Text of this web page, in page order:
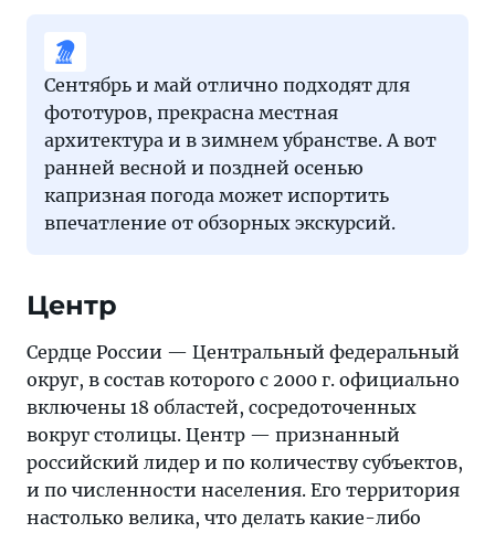
Сентябрь и май отлично подходят для
фототуров, прекрасна местная
архитектура и в зимнем убранстве. А вот
ранней весной и поздней осенью
капризная погода может испортить
впечатление от обзорных экскурсий.
Центр
Сердце России — Центральный федеральный
округ, в состав которого с 2000 г. официально
включены 18 областей, сосредоточенных
вокруг столицы. Центр — признанный
российский лидер и по количеству субъектов,
и по численности населения. Его территория
настолько велика, что делать какие-либо